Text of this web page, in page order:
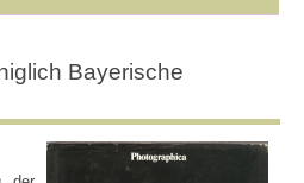
Bayerische